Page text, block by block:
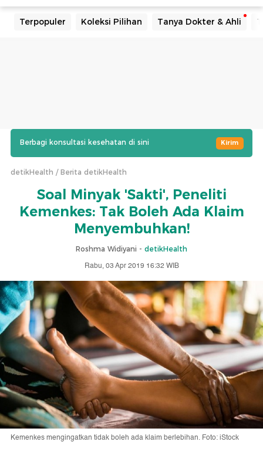
Terpopuler Koleksi Pilihan Tanya Dokter & Ahli
Berbagi konsultasi kesehatan di sini Kirim
detikHealth Berita detikHealth
Soal Minyak 'Sakti', Peneliti
Kemenkes: Tak Boleh Ada Klaim
Menyembuhkan!
Roshma Widiyani - detikHealth
Rabu, 03 Apr 2019 16:32 WIB
Kemenkes mengingatkan tidak boleh ada klaim berlebihan. Foto: iStock